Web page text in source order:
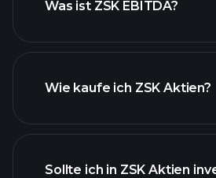
Was ist ZSK EBITDA?
Wie kaufe ich ZSK Aktien?
Sollte ich in ZSK Aktien